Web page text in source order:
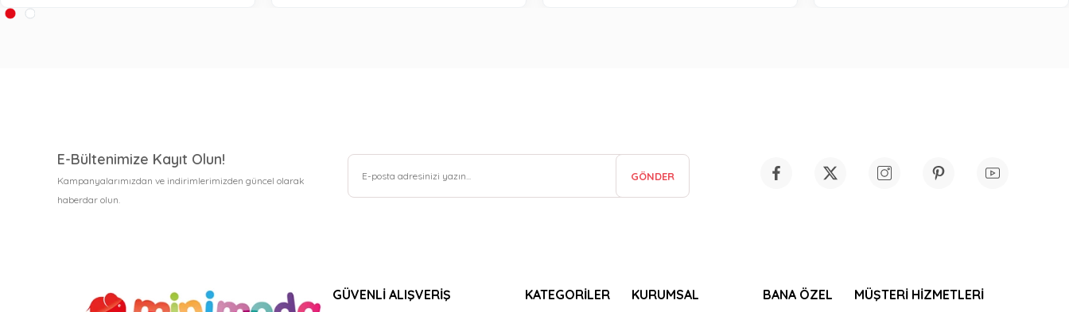
E-Bültenimize Kayıt Olun!
Kampanyalarımızdan ve indirimlerimizden güncel olarak
haberdar olun.
GÖNDER
GÜVENLİ ALIŞVERİŞ KATEGORİLER KURUMSAL BANA ÖZEL MÜŞTERİ HİZMETLERİ